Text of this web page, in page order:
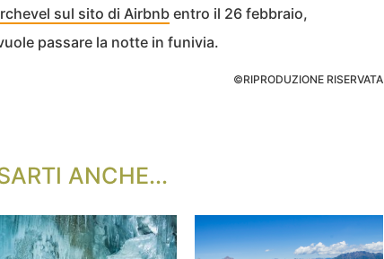
sul sito di Airbnb entro il 26 febbraio,
passare la notte in funivia.
©RIPRODUZIONE RISERVATA
ANCHE...